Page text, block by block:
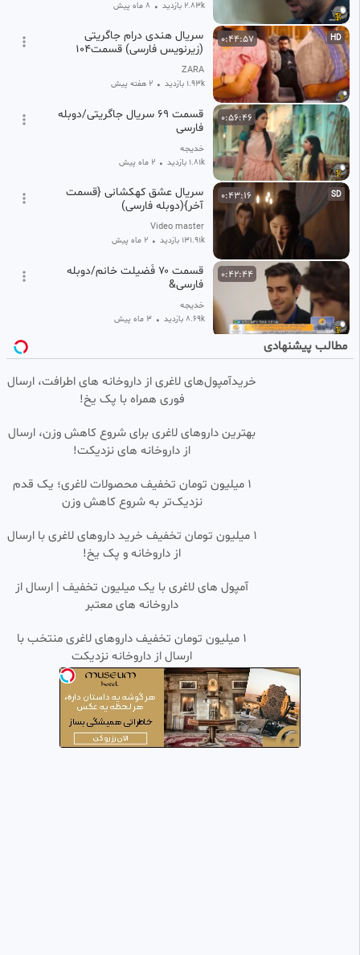
2.83k بازدید • 8 ماه پیش
HD
0:44:57
سریال هندی درام جاگریتی
(زیرنویس فارسی) قسمت۱۰۴
ZARA
1.93k بازدید • ۲ هفته پیش
0:56:46
قسمت ۶۹ سریال جاگریتی/دوبله
فارسی
خدیجه
1.81k بازدید • 2 ماه پیش
SD
0:43:16
سریال عشق کهکشانی {قسمت
آخر}(دوبله فارسی)
Video master
131.91k بازدید • 2 ماه پیش
0:42:44
قسمت ۷۰ فَضیلت خانم/دوبله
فارسی&
خدیجه
8.69k بازدید • 3 ماه پیش
SD
دوبله فارسی
امیرسالم
• 2 ماه پیش
0:40:33
قسمت ۶۹ فضیلت خانم/دوبله ی
فارسی
قسمت ۴۴ سریال عشق کهکشانی
خدیجه
• 2 ماه پیش
0:49:00
سریال جوانان پرشور فصل 1 قسمت
3 کامل دوبله فارسی
13.21k بازدید •
0:47:36
دوبله فارسی
امیرسالم
8.67k بازدید
مطالب پیشنهادی
خریدآمپول‌های لاغری از داروخانه های اطرافت، ارسال
فوری همراه با پک یخ!
بهترین داروهای لاغری برای شروع کاهش وزن، ارسال
از داروخانه های نزدیکت!
۱ میلیون تومان تخفیف محصولات لاغری؛ یک قدم
نزدیک‌تر به شروع کاهش وزن
1 میلیون تومان تخفیف خرید داروهای لاغری با ارسال
از داروخانه و پک یخ!
آمپول های لاغری با یک میلیون تخفیف | ارسال از
داروخانه های معتبر
۱ میلیون تومان تخفیف داروهای لاغری منتخب با
ارسال از داروخانه نزدیکت